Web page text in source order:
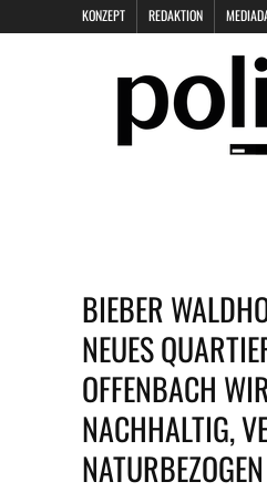
KONZEPT REDAKTION
BIEBER
NEUES
OFFENBACH
NACHHALTIG,
NATURBEZOGEN